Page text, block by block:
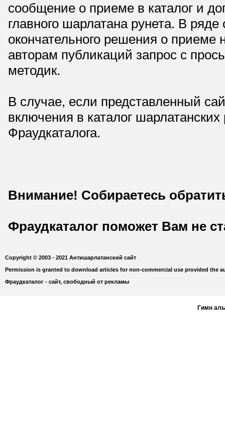
сообщение о приеме в каталог и
главного шарлатана рунета. В
окончательного решения о приеме
авторам публикаций запрос с
методик.
В случае, если представленный
включения в каталог
Фраудкаталога.
Внимание! Собираетесь
Фраудкаталог поможет Вам не
Copyright © 2003 - 2021 Антишарлатанский сайт
Permission is granted to download articles for non-commercial use provided the
Фраудкаталог - сайт, свободный от рекламы
Гимн